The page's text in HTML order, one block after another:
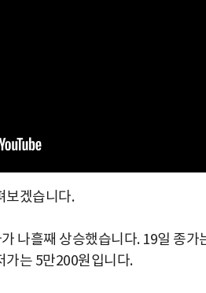
보겠습니다.
나흘째 상승했습니다. 19일 종
가는 5만200원입니다.